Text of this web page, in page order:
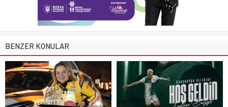
BENZER KONULAR